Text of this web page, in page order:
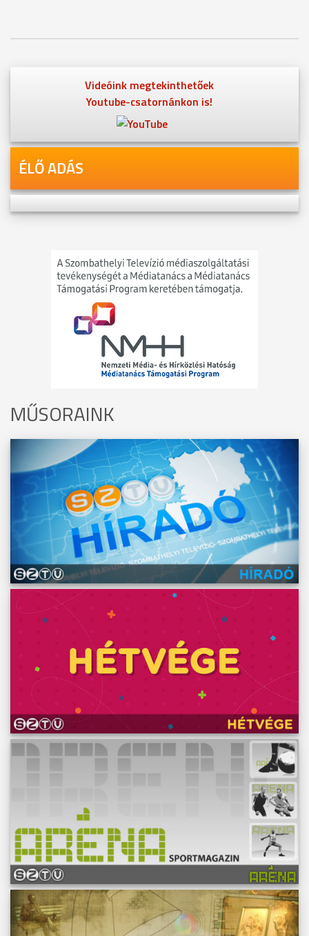
Videóink megtekinthetőek
Youtube-csatornánkon is!
ÉLŐ ADÁS
MŰSORAINK